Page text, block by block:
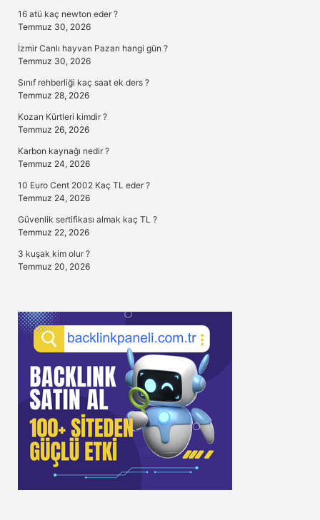
16 atü kaç newton eder ?
Temmuz 30, 2026
İzmir Canlı hayvan Pazarı hangi gün ?
Temmuz 30, 2026
Sınıf rehberliği kaç saat ek ders ?
Temmuz 28, 2026
Kozan Kürtleri kimdir ?
Temmuz 26, 2026
Karbon kaynağı nedir ?
Temmuz 24, 2026
10 Euro Cent 2002 Kaç TL eder ?
Temmuz 24, 2026
Güvenlik sertifikası almak kaç TL ?
Temmuz 22, 2026
3 kuşak kim olur ?
Temmuz 20, 2026